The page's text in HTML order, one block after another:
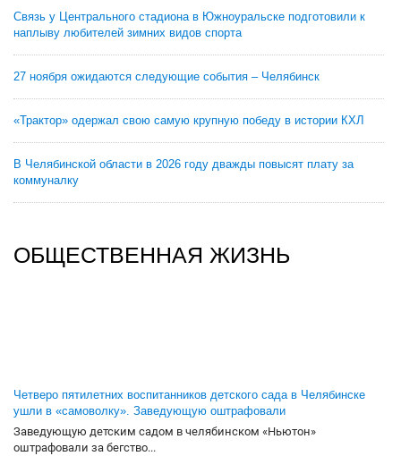
Связь у Центрального стадиона в Южноуральске подготовили к
наплыву любителей зимних видов спорта
27 ноября ожидаются следующие события – Челябинск
«Трактор» одержал свою самую крупную победу в истории КХЛ
В Челябинской области в 2026 году дважды повысят плату за
коммуналку
ОБЩЕСТВЕННАЯ ЖИЗНЬ
Четверо пятилетних воспитанников детского сада в Челябинске
ушли в «самоволку». Заведующую оштрафовали
Заведующую детским садом в челябинском «Ньютон»
оштрафовали за бегство...